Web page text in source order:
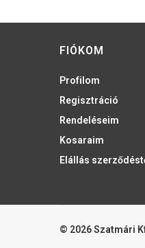
FIÓKOM
Profilom
Regisztráció
Rendeléseim
Kosaraim
Elállás
© 2026 Szatmári